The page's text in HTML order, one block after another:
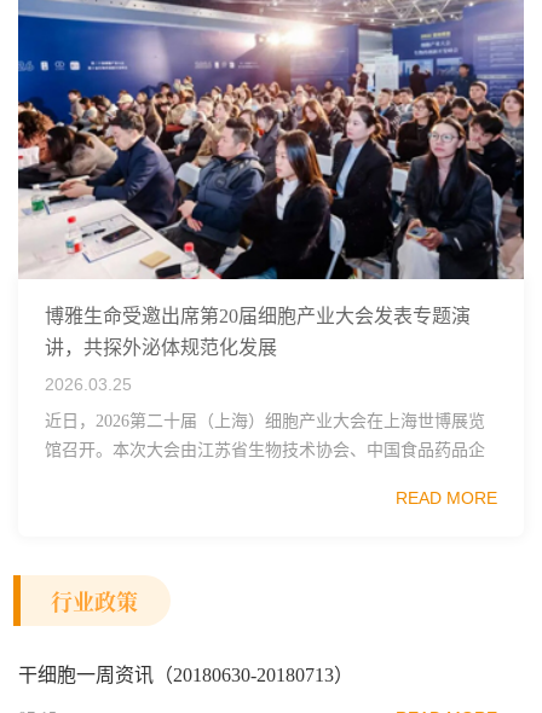
博雅生命受邀出席第20届细胞产业大会发表专题演
讲，共探外泌体规范化发展
2026.03.25
近日，2026第二十届（上海）细胞产业大会在上海世博展览
馆召开。本次大会由江苏省生物技术协会、中国食品药品企
范区生物医药行业协会、瑞士日内瓦长寿科学...
READ MORE
行业政策
干细胞一周资讯（20180630-20180713）